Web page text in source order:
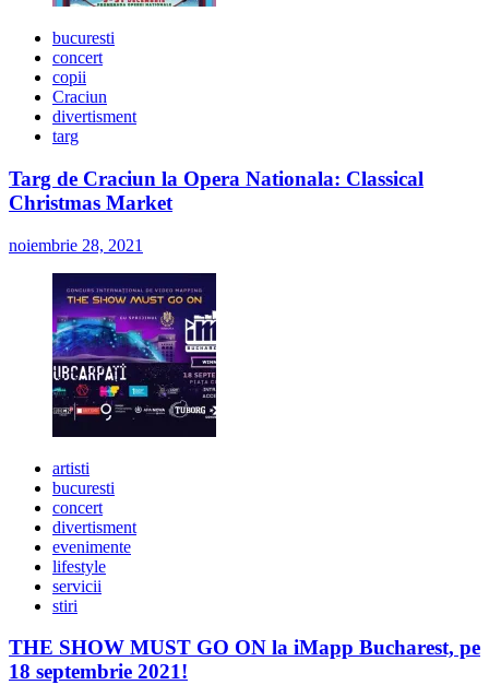
bucuresti
concert
copii
Craciun
divertisment
targ
Targ de Craciun la Opera Nationala: Classical
Christmas Market
noiembrie 28, 2021
artisti
bucuresti
concert
divertisment
evenimente
lifestyle
servicii
stiri
THE SHOW MUST GO ON la iMapp Bucharest, pe
18 septembrie 2021!